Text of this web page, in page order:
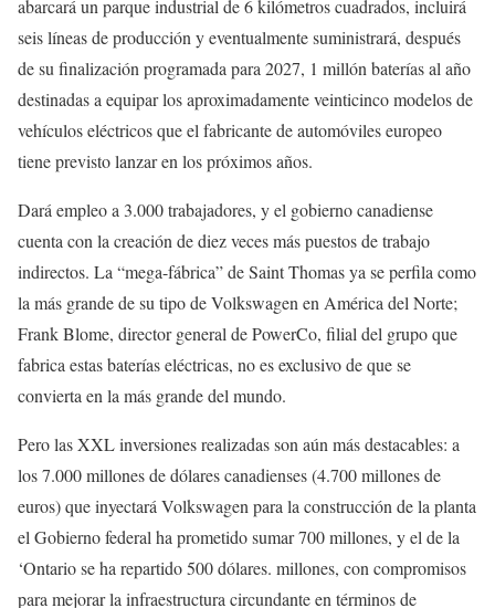
abarcará un parque industrial de 6 kilómetros cuadrados, incluirá
seis líneas de producción y eventualmente suministrará, después
de su finalización programada para 2027, 1 millón baterías al año
destinadas a equipar los aproximadamente veinticinco modelos de
vehículos eléctricos que el fabricante de automóviles europeo
tiene previsto lanzar en los próximos años.
Dará empleo a 3.000 trabajadores, y el gobierno canadiense
cuenta con la creación de diez veces más puestos de trabajo
indirectos. La “mega-fábrica” de Saint Thomas ya se perfila como
la más grande de su tipo de Volkswagen en América del Norte;
Frank Blome, director general de PowerCo, filial del grupo que
fabrica estas baterías eléctricas, no es exclusivo de que se
convierta en la más grande del mundo.
Pero las XXL inversiones realizadas son aún más destacables: a
los 7.000 millones de dólares canadienses (4.700 millones de
euros) que inyectará Volkswagen para la construcción de la planta
el Gobierno federal ha prometido sumar 700 millones, y el de la
‘Ontario se ha repartido 500 dólares. millones, con compromisos
para mejorar la infraestructura circundante en términos de